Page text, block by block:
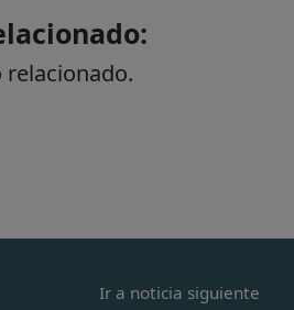
relacionado.
Ir a noticia siguiente